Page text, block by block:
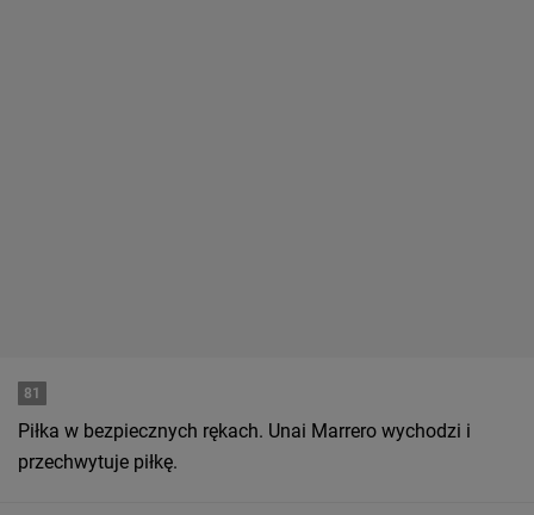
81
Piłka w bezpiecznych rękach. Unai Marrero wychodzi i
przechwytuje piłkę.